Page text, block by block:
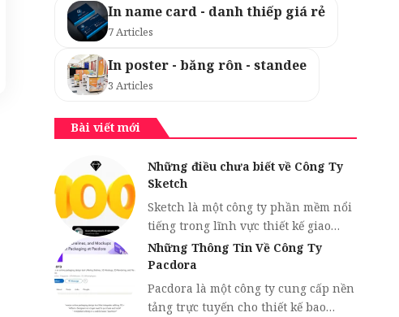
In name card - danh thiếp giá rẻ
7 Articles
In poster - băng rôn - standee
3 Articles
Bài viết mới
Những điều chưa biết về Công Ty
Sketch
Sketch là một công ty phần mềm nổi
tiếng trong lĩnh vực thiết kế giao…
Những Thông Tin Về Công Ty
Pacdora
Pacdora là một công ty cung cấp nền
tảng trực tuyến cho thiết kế bao…